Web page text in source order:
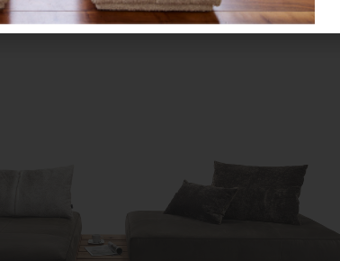
que disminuyen nuestra huella medioambiental.